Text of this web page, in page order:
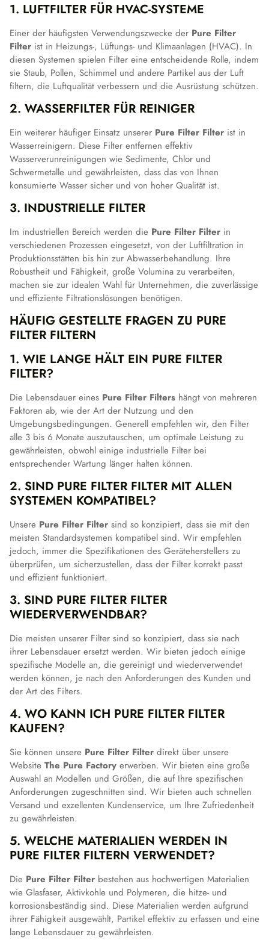
1. LUFTFILTER FÜR HVAC-SYSTEME
Einer der häufigsten Verwendungszwecke der Pure Filter
Filter ist in Heizungs-, Lüftungs- und Klimaanlagen (HVAC). In
diesen Systemen spielen Filter eine entscheidende Rolle, indem
sie Staub, Pollen, Schimmel und andere Partikel aus der Luft
filtern, die Luftqualität verbessern und die Ausrüstung schützen.
2. WASSERFILTER FÜR REINIGER
Ein weiterer häufiger Einsatz unserer Pure Filter Filter ist in
Wasserreinigern. Diese Filter entfernen effektiv
Wasserverunreinigungen wie Sedimente, Chlor und
Schwermetalle und gewährleisten, dass das von Ihnen
konsumierte Wasser sicher und von hoher Qualität ist.
3. INDUSTRIELLE FILTER
Im industriellen Bereich werden die Pure Filter Filter in
verschiedenen Prozessen eingesetzt, von der Luftfiltration in
Produktionsstätten bis hin zur Abwasserbehandlung. Ihre
Robustheit und Fähigkeit, große Volumina zu verarbeiten,
machen sie zur idealen Wahl für Unternehmen, die zuverlässige
und effiziente Filtrationslösungen benötigen.
HÄUFIG GESTELLTE FRAGEN ZU PURE
FILTER FILTERN
1. WIE LANGE HÄLT EIN PURE FILTER
FILTER?
Die Lebensdauer eines Pure Filter Filters hängt von mehreren
Faktoren ab, wie der Art der Nutzung und den
Umgebungsbedingungen. Generell empfehlen wir, den Filter
alle 3 bis 6 Monate auszutauschen, um optimale Leistung zu
gewährleisten, obwohl einige industrielle Filter bei
entsprechender Wartung länger halten können.
2. SIND PURE FILTER FILTER MIT ALLEN
SYSTEMEN KOMPATIBEL?
Unsere Pure Filter Filter sind so konzipiert, dass sie mit den
meisten Standardsystemen kompatibel sind. Wir empfehlen
jedoch, immer die Spezifikationen des Geräteherstellers zu
überprüfen, um sicherzustellen, dass der Filter korrekt passt
und effizient funktioniert.
3. SIND PURE FILTER FILTER
WIEDERVERWENDBAR?
Die meisten unserer Filter sind so konzipiert, dass sie nach
ihrer Lebensdauer ersetzt werden. Wir bieten jedoch einige
spezifische Modelle an, die gereinigt und wiederverwendet
werden können, je nach den Anforderungen des Kunden und
der Art des Filters.
4. WO KANN ICH PURE FILTER FILTER
KAUFEN?
Sie können unsere Pure Filter Filter direkt über unsere
Website The Pure Factory erwerben. Wir bieten eine große
Auswahl an Modellen und Größen, die auf Ihre spezifischen
Anforderungen zugeschnitten sind. Wir bieten auch schnellen
Versand und exzellenten Kundenservice, um Ihre Zufriedenheit
zu gewährleisten.
5. WELCHE MATERIALIEN WERDEN IN
PURE FILTER FILTERN VERWENDET?
Die Pure Filter Filter bestehen aus hochwertigen Materialien
wie Glasfaser, Aktivkohle und Polymeren, die hitze- und
korrosionsbeständig sind. Diese Materialien werden aufgrund
ihrer Fähigkeit ausgewählt, Partikel effektiv zu erfassen und eine
lange Lebensdauer zu gewährleisten.